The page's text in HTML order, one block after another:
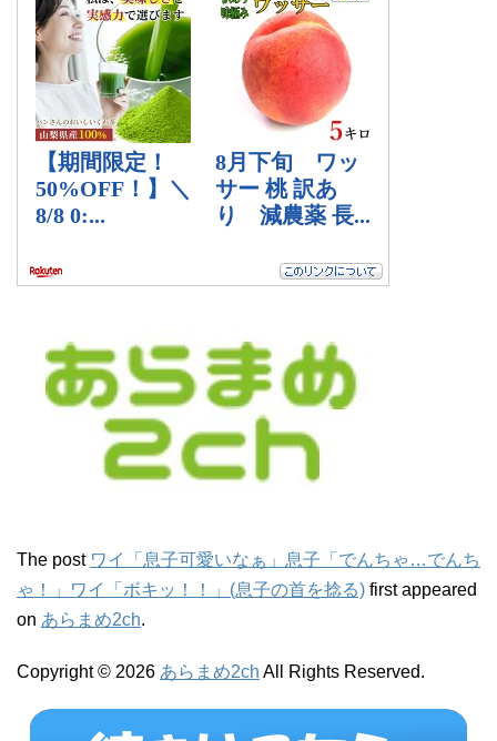
The post ワイ「息子可愛いなぁ」息子「でんちゃ…でんち
ゃ！」ワイ「ボキッ！！」(息子の首を捻る) first appeared
on あらまめ2ch.
Copyright © 2026 あらまめ2ch All Rights Reserved.